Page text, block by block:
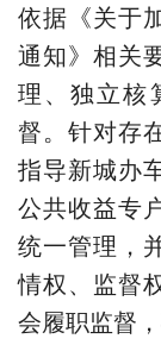
依据《关于
通知》相关
理、独立核
督。针对存
指导新城办
公共收益专
统一管理，
情权、监督
会履职监督